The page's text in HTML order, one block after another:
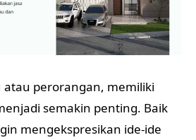
atau perorangan, memiliki
semakin penting. Baik
mengekspresikan ide-ide